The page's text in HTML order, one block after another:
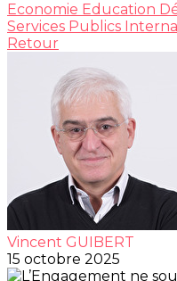
Economie Education
Services Publics
Retour
Vincent GUIBERT
15 octobre 2025